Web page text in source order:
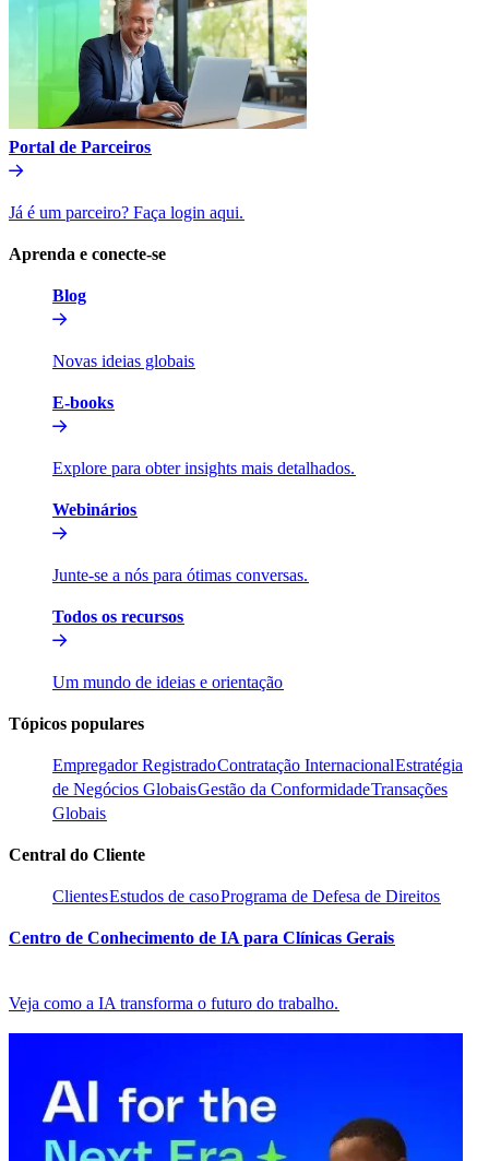
Portal de Parceiros​​
Já é um parceiro? Faça login aqui.​​
Aprenda e conecte-se​​
Blog​​
Novas ideias globais​​
E-books​​
Explore para obter insights mais detalhados.​​
Webinários​​
Junte-se a nós para ótimas conversas.​​
Todos os recursos​​
Um mundo de ideias e orientação​​
Tópicos populares​​
Empregador Registrado​​Contratação Internacional​​Estratégia
de Negócios Globais​​Gestão da Conformidade​​Transações
Globais​​
Central do Cliente​​
Clientes​​Estudos de caso​​Programa de Defesa de Direitos​​
Centro de Conhecimento de IA para Clínicas Gerais​​
Veja como a IA transforma o futuro do trabalho.​​